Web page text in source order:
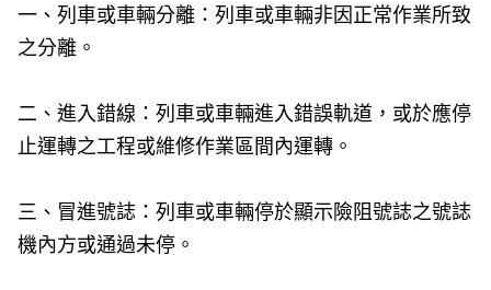
一、列車或車輛分離：列車或車輛非因正常作業所致
之分離。
二、進入錯線：列車或車輛進入錯誤軌道，或於應停
止運轉之工程或維修作業區間內運轉。
三、冒進號誌：列車或車輛停於顯示險阻號誌之號誌
機內方或通過未停。